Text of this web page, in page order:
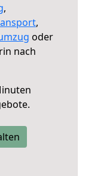
,
,
oder
nach